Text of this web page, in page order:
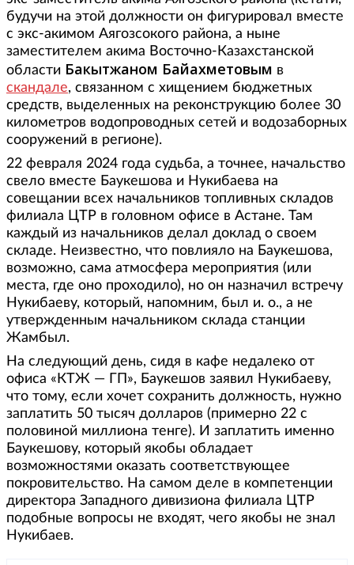
будучи на этой должности он фигурировал вместе
с экс-акимом Аягозсокого района, а ныне
заместителем акима Восточно-Казахстанской
области Бакытжаном Байахметовым в
скандале, связанном с хищением бюджетных
средств, выделенных на реконструкцию более 30
километров водопроводных сетей и водозаборных
сооружений в регионе).
22 февраля 2024 года судьба, а точнее, начальство
свело вместе Баукешова и Нукибаева на
совещании всех начальников топливных складов
филиала ЦТР в головном офисе в Астане. Там
каждый из начальников делал доклад о своем
складе. Неизвестно, что повлияло на Баукешова,
возможно, сама атмосфера мероприятия (или
места, где оно проходило), но он назначил встречу
Нукибаеву, который, напомним, был и. о., а не
утвержденным начальником склада станции
Жамбыл.
На следующий день, сидя в кафе недалеко от
офиса «КТЖ — ГП», Баукешов заявил Нукибаеву,
что тому, если хочет сохранить должность, нужно
заплатить 50 тысяч долларов (примерно 22 с
половиной миллиона тенге). И заплатить именно
Баукешову, который якобы обладает
возможностями оказать соответствующее
покровительство. На самом деле в компетенции
директора Западного дивизиона филиала ЦТР
подобные вопросы не входят, чего якобы не знал
Нукибаев.